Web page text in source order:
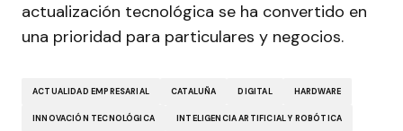
actualización tecnológica se ha convertido en
una prioridad para particulares y negocios.
ACTUALIDAD EMPRESARIAL CATALUÑA DIGITAL HARDWARE
INNOVACIÓN TECNOLÓGICA INTELIGENCIA ARTIFICIAL Y ROBÓTICA